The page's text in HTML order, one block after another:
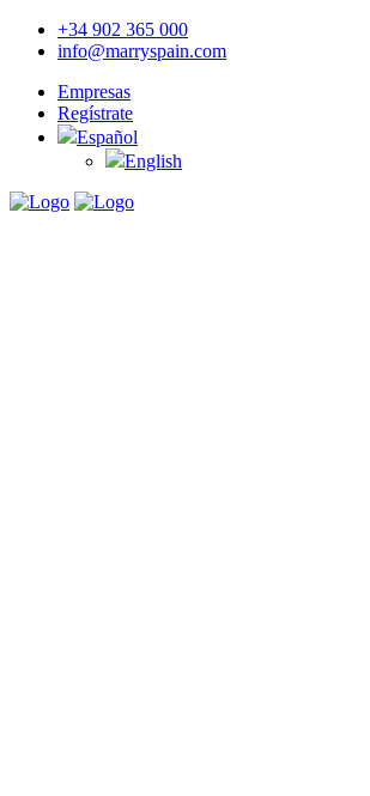
+34 902 365 000
info@marryspain.com
Empresas
Regístrate
Español
English